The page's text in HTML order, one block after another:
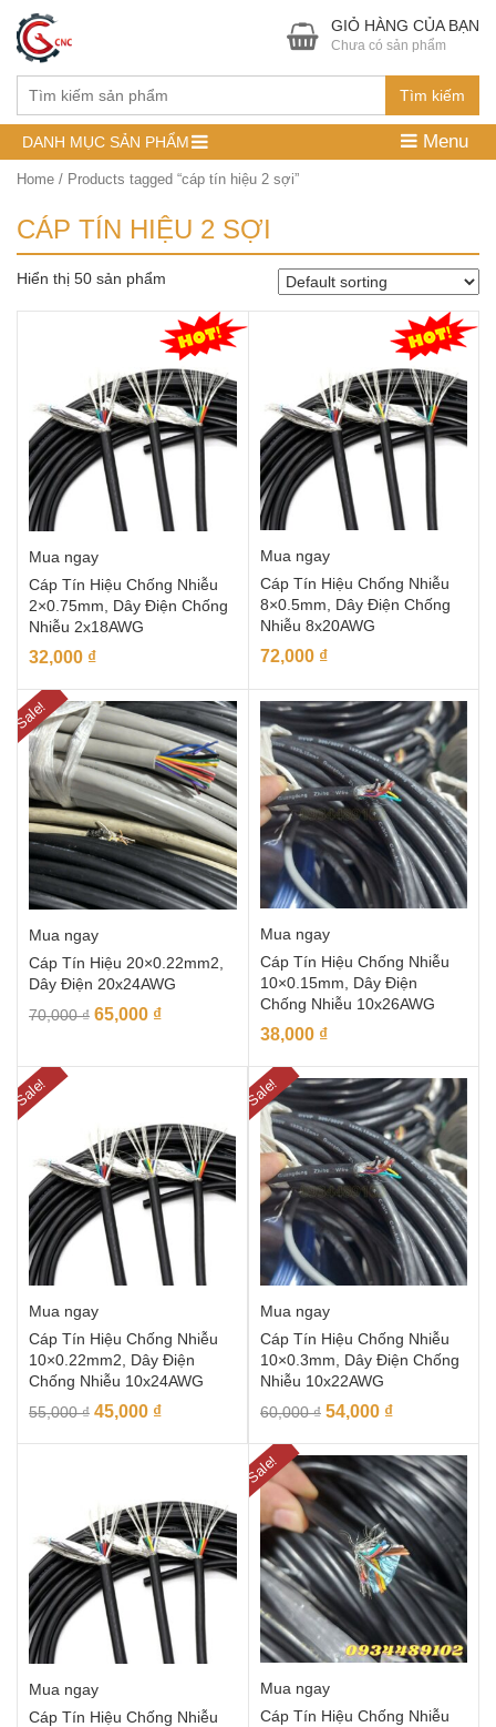
Tìm kiếm
GIỎ HÀNG CỦA BẠN
Chưa có sản phẩm
DANH MỤC SẢN PHẨM Menu
Home / Products tagged “cáp tín hiệu 2 sợi”
CÁP TÍN HIỆU 2 SỢI
Hiển thị 50 sản phẩm
Mua ngay
Cáp Tín Hiệu Chống Nhiễu
2×0.75mm, Dây Điện Chống
Nhiễu 2x18AWG
32,000 ₫
Mua ngay
Cáp Tín Hiệu Chống Nhiễu
8×0.5mm, Dây Điện Chống
Nhiễu 8x20AWG
72,000 ₫
Sale!
Mua ngay
Cáp Tín Hiệu 20×0.22mm2,
Dây Điện 20x24AWG
70,000₫ 65,000 ₫
Mua ngay
Cáp Tín Hiệu Chống Nhiễu
10×0.15mm, Dây Điện
Chống Nhiễu 10x26AWG
38,000 ₫
Sale!
Mua ngay
Cáp Tín Hiệu Chống Nhiễu
10×0.22mm2, Dây Điện
Chống Nhiễu 10x24AWG
55,000₫ 45,000 ₫
Sale!
Mua ngay
Cáp Tín Hiệu Chống Nhiễu
10×0.3mm, Dây Điện Chống
Nhiễu 10x22AWG
60,000₫ 54,000 ₫
Mua ngay
Cáp Tín Hiệu Chống Nhiễu
Sale!
Mua ngay
Cáp Tín Hiệu Chống Nhiễu